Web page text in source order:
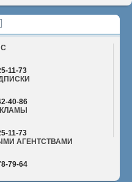
11-73
40-86
11-73
АГЕНТСТВАМИ
79-64